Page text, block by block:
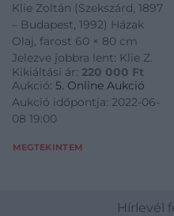
Klie Zoltán (Szekszárd, 1897
– Budapest, 1992) Házak
Olaj, farost 60 × 80 cm
Jelezve jobbra lent: Klie Z.
Kikiáltási ár: 220 000 Ft
Aukció: 5. Online Aukció
Aukció időpontja: 2022-06-
08 19:00
MEGTEKINTEM
Hírlevél